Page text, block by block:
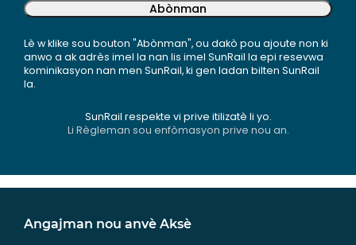
Abònman
Lè w klike sou bouton "Abònman", ou dakò pou ajoute non ki
anwo a ak adrès imel la nan lis imel SunRail la epi resevwa
kominikasyon nan men SunRail, ki gen ladan bilten SunRail
la.
SunRail respekte vi prive itilizatè li yo.
Li Règleman sou enfòmasyon prive nou an.
Angajman nou anvè Aksè